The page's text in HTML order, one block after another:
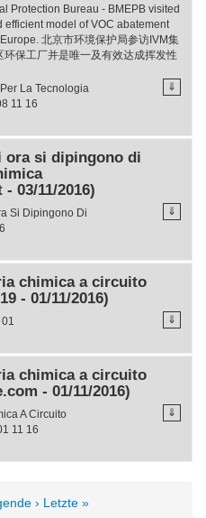
Protection Bureau - BMEPB visited
efficient model of VOC abatement
北京市环境保护局参访IVM集
保工厂并是唯一及有效达成挥发性
La Tecnologia
11 16
⇓
si dipingono di
03/11/2016)
Si Dipingono Di
⇓
chimica a circuito
- 01/11/2016)
⇓
chimica a circuito
- 01/11/2016)
A Circuito
11 16
⇓
› Letzte »